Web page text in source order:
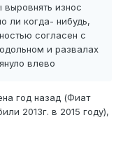
выровнять износ
ли когда- нибудь,
согласен с
и развалах
влево
год назад (Фиат
2013г. в 2015 году),